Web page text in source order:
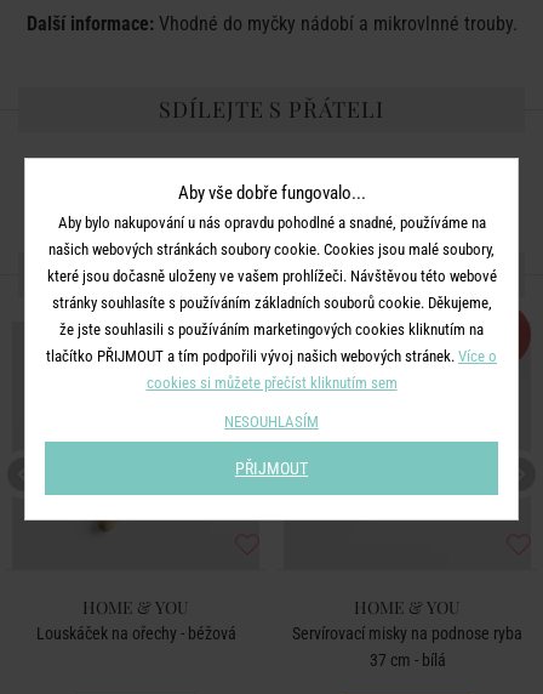
Další informace: Vhodné do myčky nádobí a mikrovlnné trouby.
SDÍLEJTE S PŘÁTELI
DALŠÍ PRODUKTY ZE SÉRIE
HOME & YOU
Louskáček na ořechy - béžová
-30
HOME & YOU
Servírovací misky na podnose ryba
37 cm - bílá
Aby vše dobře fungovalo...
Aby bylo nakupování u nás opravdu pohodlné a snadné, používáme na
našich webových stránkách soubory cookie. Cookies jsou malé soubory,
které jsou dočasně uloženy ve vašem prohlížeči. Návštěvou této webové
stránky souhlasíte s používáním základních souborů cookie. Děkujeme,
že jste souhlasili s používáním marketingových cookies kliknutím na
tlačítko PŘIJMOUT a tím podpořili vývoj našich webových stránek. Více o
cookies si můžete přečíst kliknutím sem
NESOUHLASÍM
PŘIJMOUT